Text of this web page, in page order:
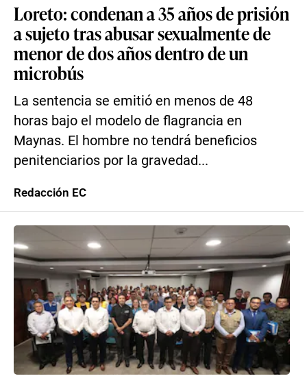
Loreto: condenan a 35 años de prisión
a sujeto tras abusar sexualmente de
menor de dos años dentro de un
microbús
La sentencia se emitió en menos de 48
horas bajo el modelo de flagrancia en
Maynas. El hombre no tendrá beneficios
penitenciarios por la gravedad...
Redacción EC